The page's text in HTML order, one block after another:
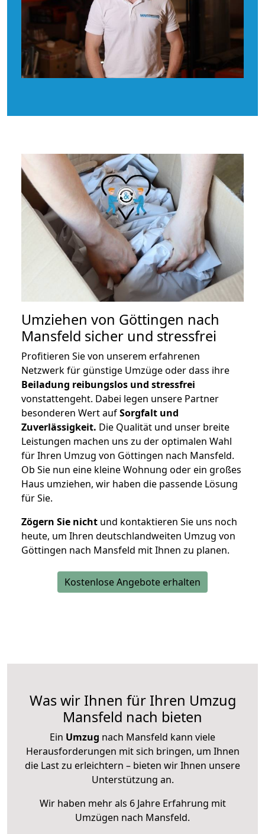
Umziehen von Göttingen nach
Mansfeld sicher und stressfrei
Profitieren Sie von unserem erfahrenen
Netzwerk für günstige Umzüge oder dass ihre
Beiladung reibungslos und stressfrei
vonstattengeht. Dabei legen unsere Partner
besonderen Wert aufSorgfalt und
Zuverlässigkeit. Die Qualität und unser breite
Leistungen machen uns zu der optimalen Wahl
für Ihren Umzug von Göttingen nach Mansfeld.
Ob Sie nun eine kleine Wohnung oder ein großes
Haus umziehen, wir haben die passende Lösung
für Sie.
Zögern Sie nicht und kontaktieren Sie uns noch
heute, um Ihren deutschlandweiten Umzug von
Göttingen nach Mansfeld mit Ihnen zu planen.
Kostenlose Angebote erhalten
Was wir Ihnen für Ihren Umzug
Mansfeld nach bieten
Ein Umzug nach Mansfeld kann viele
Herausforderungen mit sich bringen, um Ihnen
die Last zu erleichtern – bieten wir Ihnen unsere
Unterstützung an.
Wir haben mehr als 6 Jahre Erfahrung mit
Umzügen nach Mansfeld.